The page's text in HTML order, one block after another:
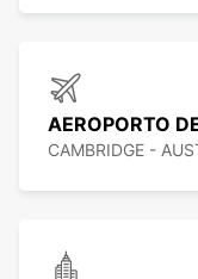
AEROPORTO
CAMBRIDGE -